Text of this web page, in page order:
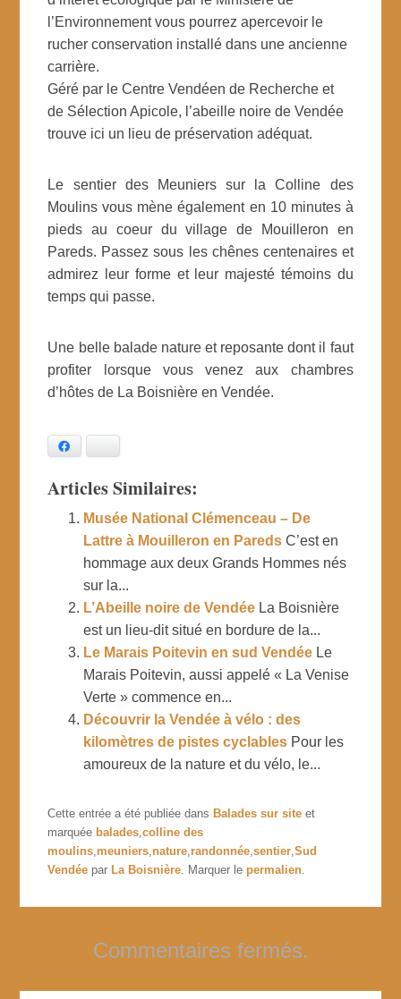
l’Environnement vous pourrez apercevoir le
rucher conservation installé dans une ancienne
carrière.
Géré par le Centre Vendéen de Recherche et
de Sélection Apicole, l’abeille noire de Vendée
trouve ici un lieu de préservation adéquat.
Le sentier des Meuniers sur la Colline des
Moulins vous mène également en 10 minutes à
pieds au coeur du village de Mouilleron en
Pareds. Passez sous les chênes centenaires et
admirez leur forme et leur majesté témoins du
temps qui passe.
Une belle balade nature et reposante dont il faut
profiter lorsque vous venez aux chambres
d’hôtes de La Boisnière en Vendée.
Articles Similaires:
Musée National Clémenceau – De
Lattre à Mouilleron en Pareds C’est en
hommage aux deux Grands Hommes nés
sur la...
L’Abeille noire de Vendée La Boisnière
est un lieu-dit situé en bordure de la...
Le Marais Poitevin en sud Vendée Le
Marais Poitevin, aussi appelé « La Venise
Verte » commence en...
Découvrir la Vendée à vélo : des
kilomètres de pistes cyclables Pour les
amoureux de la nature et du vélo, le...
Cette entrée a été publiée dans Balades sur site et
marquée balades,colline des
moulins,meuniers,nature,randonnée,sentier,Sud
Vendée par La Boisnière. Marquer le permalien.
Commentaires fermés.